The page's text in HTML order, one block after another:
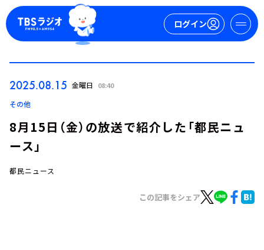
ログイン
2025.08.15 金曜日 08:40
その他
8月15日（金）の放送で紹介した「都民ニュ
ース」
都民ニュース
この記事をシェア